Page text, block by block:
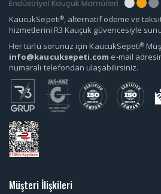
KaucukSepeti®, alternatif ödeme ve
hizmetlerini R3 Kauçuk güvencesiyle
Her türlü sorunuz için KaucukSepeti®
info@kaucuksepeti.com e-mail
numaralı telefondan ulaşabilirsiniz.
Müşteri İlişkileri